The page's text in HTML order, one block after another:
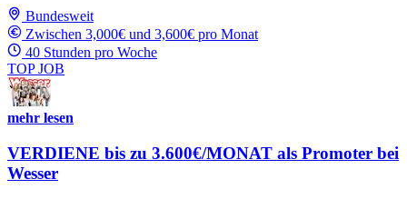
Bundesweit
Zwischen 3,000€ und 3,600€ pro Monat
40 Stunden pro Woche
TOP JOB
mehr lesen
VERDIENE bis zu 3.600€/MONAT als Promoter bei
Wesser